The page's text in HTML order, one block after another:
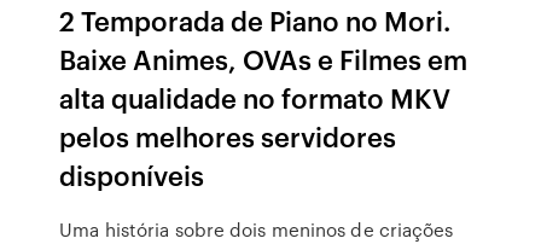
2 Temporada de Piano no Mori.
Baixe Animes, OVAs e Filmes em
alta qualidade no formato MKV
pelos melhores servidores
disponíveis
Uma história sobre dois meninos de criações